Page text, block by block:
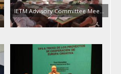
IETM Advisory Committee Mee...